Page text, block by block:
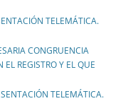
TELEMÁTICA.
CONGRUENCIA
REGISTRO Y EL QUE
TELEMÁTICA.